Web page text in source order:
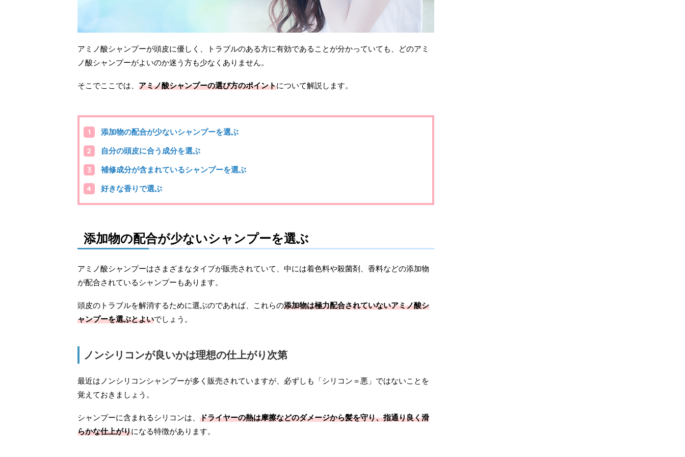
アミノ酸シャンプーが頭皮に優しく、トラブルのある方に有効であることが分かっていても、どのアミ
ノ酸シャンプーがよいのか迷う方も少なくありません。
そこでここでは、 アミノ酸シャンプーの選び方のポイントについて解説します。
添加物の配合が少ないシャンプーを選ぶ
自分の頭皮に合う成分を選ぶ
補修成分が含まれているシャンプーを選ぶ
好きな香りで選ぶ
添加物の配合が少ないシャンプーを選ぶ
アミノ酸シャンプーはさまざまなタイプが販売されていて、中には着色料や殺菌剤、香料などの添加物
が配合されているシャンプーもあります。
頭皮のトラブルを解消するために選ぶのであれば、これらの添加物は極力配合されていないアミノ酸シ
ャンプーを選ぶとよいでしょう。
ノンシリコンが良いかは理想の仕上がり次第
最近はノンシリコンシャンプーが多く販売されていますが、必ずしも「シリコン＝悪」ではないことを
覚えておきましょう。
シャンプーに含まれるシリコンは、 ドライヤーの熱は摩擦などのダメージから髪を守り、指通り良く滑
らかな仕上がりになる特徴があります。